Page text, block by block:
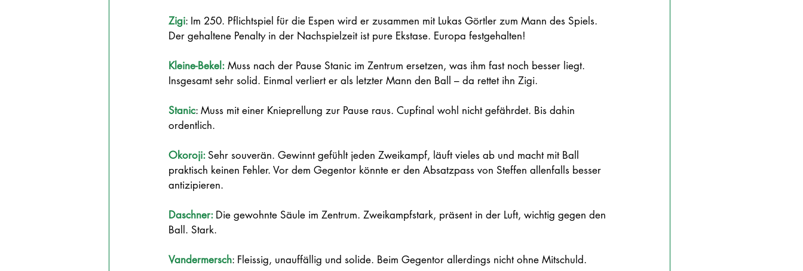
Zigi: Im 250. Pflichtspiel für die Espen wird er zusammen mit Lukas Görtler zum Mann des Spiels.
Der gehaltene Penalty in der Nachspielzeit ist pure Ekstase. Europa festgehalten!
Kleine-Bekel: Muss nach der Pause Stanic im Zentrum ersetzen, was ihm fast noch besser liegt.
Insgesamt sehr solid. Einmal verliert er als letzter Mann den Ball – da rettet ihn Zigi.
Stanic: Muss mit einer Knieprellung zur Pause raus. Cupfinal wohl nicht gefährdet. Bis dahin
ordentlich.
Okoroji: Sehr souverän. Gewinnt gefühlt jeden Zweikampf, läuft vieles ab und macht mit Ball
praktisch keinen Fehler. Vor dem Gegentor könnte er den Absatzpass von Steffen allenfalls besser
antizipieren.
Daschner: Die gewohnte Säule im Zentrum. Zweikampfstark, präsent in der Luft, wichtig gegen den
Ball. Stark.
Vandermersch: Fleissig, unauffällig und solide. Beim Gegentor allerdings nicht ohne Mitschuld.